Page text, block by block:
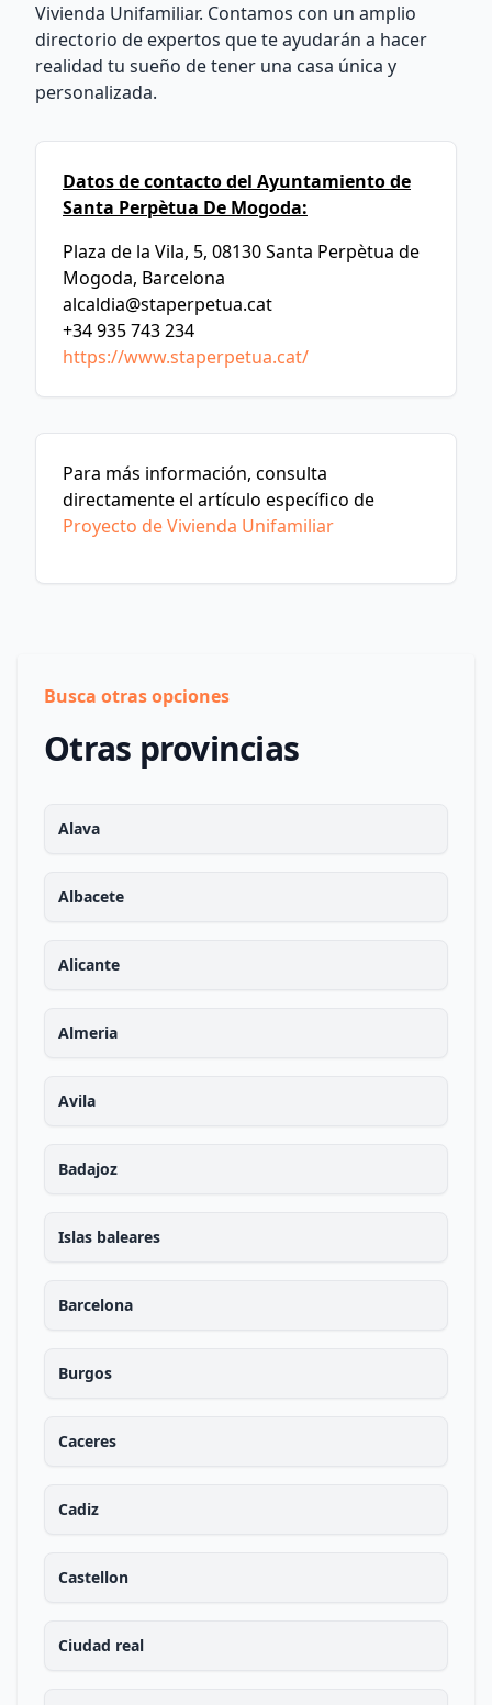
Vivienda Unifamiliar. Contamos con un amplio
directorio de expertos que te ayudarán a hacer
realidad tu sueño de tener una casa única y
personalizada.
Datos de contacto del Ayuntamiento de
Santa Perpètua De Mogoda:
Plaza de la Vila, 5, 08130 Santa Perpètua de
Mogoda, Barcelona
alcaldia@staperpetua.cat
+34 935 743 234
https://www.staperpetua.cat/
Para más información, consulta
directamente el artículo específico de
Proyecto de Vivienda Unifamiliar
Busca otras opciones
Otras provincias
Alava
Albacete
Alicante
Almeria
Avila
Badajoz
Islas baleares
Barcelona
Burgos
Caceres
Cadiz
Castellon
Ciudad real